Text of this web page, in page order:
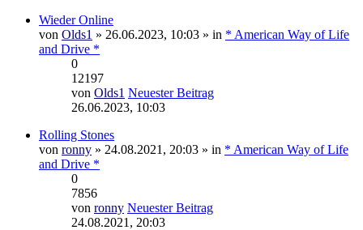
Wieder Online
von Olds1 » 26.06.2023, 10:03 » in * American Way of Life
and Drive *
0
12197
von Olds1 Neuester Beitrag
26.06.2023, 10:03
Rolling Stones
von ronny » 24.08.2021, 20:03 » in * American Way of Life
and Drive *
0
7856
von ronny Neuester Beitrag
24.08.2021, 20:03